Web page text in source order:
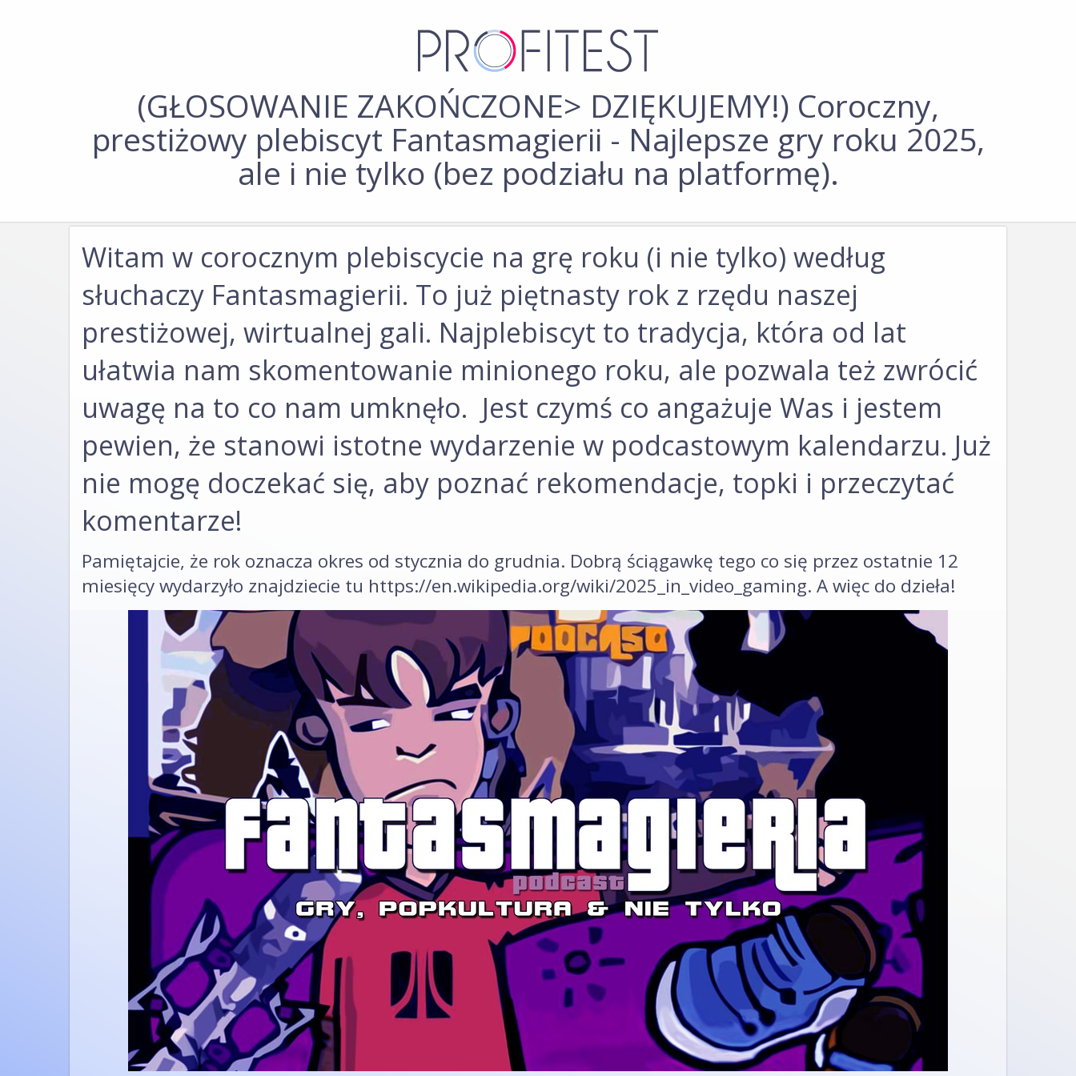
(GŁOSOWANIE ZAKOŃCZONE> DZIĘKUJEMY!) Coroczny,
prestiżowy plebiscyt Fantasmagierii - Najlepsze gry roku 2025,
ale i nie tylko (bez podziału na platformę).
Witam w corocznym plebiscycie na grę roku (i nie tylko) według
słuchaczy Fantasmagierii. To już piętnasty rok z rzędu naszej
prestiżowej, wirtualnej gali. Najplebiscyt to tradycja, która od lat
ułatwia nam skomentowanie minionego roku, ale pozwala też zwrócić
uwagę na to co nam umknęło. Jest czymś co angażuje Was i jestem
pewien, że stanowi istotne wydarzenie w podcastowym kalendarzu. Już
nie mogę doczekać się, aby poznać rekomendacje, topki i przeczytać
komentarze!
Pamiętajcie, że rok oznacza okres od stycznia do grudnia. Dobrą ściągawkę tego co się przez ostatnie 12
miesięcy wydarzyło znajdziecie tu https://en.wikipedia.org/wiki/2025_in_video_gaming. A więc do dzieła!